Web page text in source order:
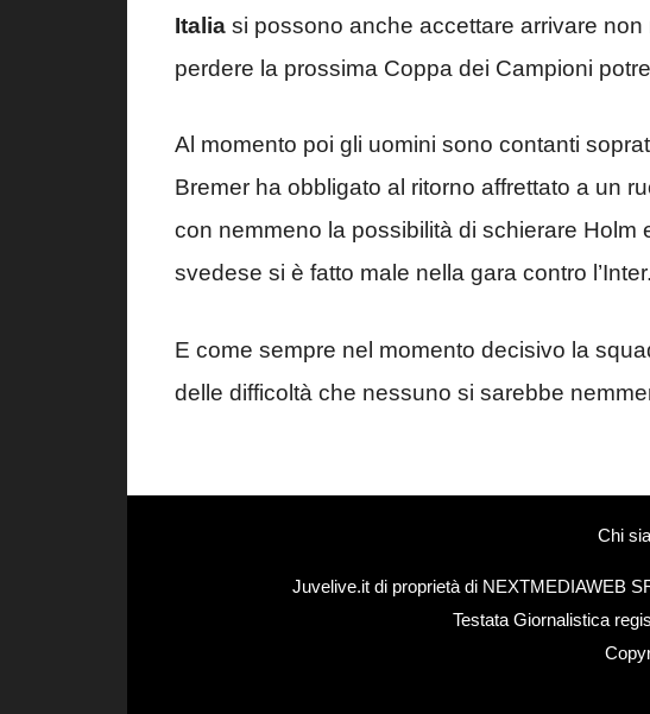
Italia si possono anche accettare arrivare
perdere la prossima Coppa dei Campioni
Al momento poi gli uomini sono contanti
Bremer ha obbligato al ritorno affrettato a un
con nemmeno la possibilità di schierare Holm
svedese si è fatto male nella gara contro l’Inter.
E come sempre nel momento decisivo la
delle difficoltà che nessuno si sarebbe
Chi
Juvelive.it di proprietà di NEXTMEDIAWEB
Testata Giornalistica